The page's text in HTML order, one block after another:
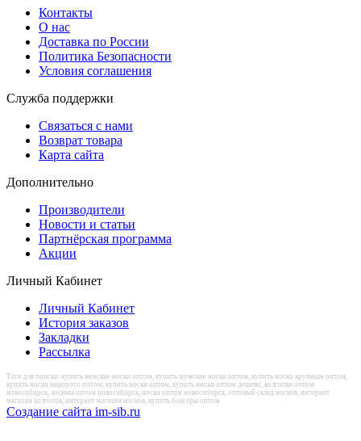
Контакты
О нас
Доставка по России
Политика Безопасности
Условия соглашения
Служба поддержки
Связаться с нами
Возврат товара
Карта сайта
Дополнительно
Производители
Новости и статьи
Партнёрская программа
Акции
Личный Кабинет
Личный Кабинет
История заказов
Закладки
Рассылка
Теги для поиска: купить женские носки оптом, купить мужские носки оптом, купить носки крупным оптом,
купить носки недорого оптом, купить носки оптом, купить носки оптом дешево, колготки оптом
новосибирск, лосины оптом новосибирск, носки оптом новосибирск, оптовый склад носков, интернет
магазин колготок, интернет магазин носков, купить боксеры оптом
Создание сайта im-sib.ru